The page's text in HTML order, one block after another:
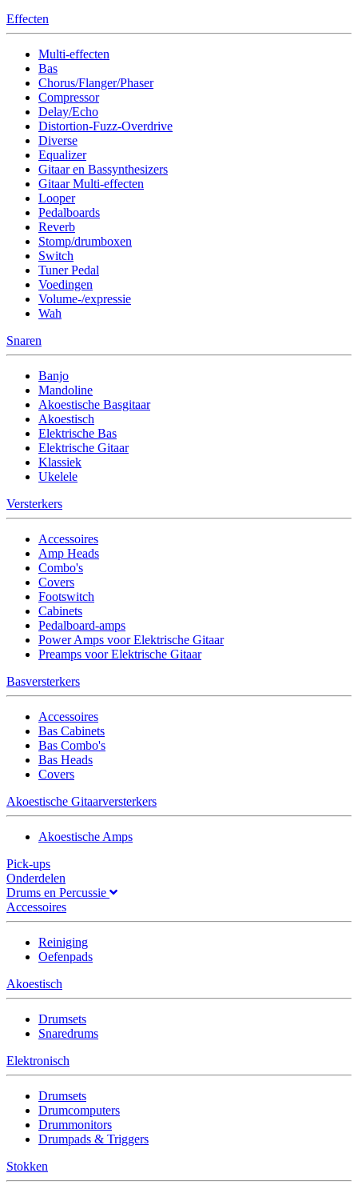
Effecten
Multi-effecten
Bas
Chorus/Flanger/Phaser
Compressor
Delay/Echo
Distortion-Fuzz-Overdrive
Diverse
Equalizer
Gitaar en Bassynthesizers
Gitaar Multi-effecten
Looper
Pedalboards
Reverb
Stomp/drumboxen
Switch
Tuner Pedal
Voedingen
Volume-/expressie
Wah
Snaren
Banjo
Mandoline
Akoestische Basgitaar
Akoestisch
Elektrische Bas
Elektrische Gitaar
Klassiek
Ukelele
Versterkers
Accessoires
Amp Heads
Combo's
Covers
Footswitch
Cabinets
Pedalboard-amps
Power Amps voor Elektrische Gitaar
Preamps voor Elektrische Gitaar
Basversterkers
Accessoires
Bas Cabinets
Bas Combo's
Bas Heads
Covers
Akoestische Gitaarversterkers
Akoestische Amps
Pick-ups
Onderdelen
Drums en Percussie
Accessoires
Reiniging
Oefenpads
Akoestisch
Drumsets
Snaredrums
Elektronisch
Drumsets
Drumcomputers
Drummonitors
Drumpads & Triggers
Stokken